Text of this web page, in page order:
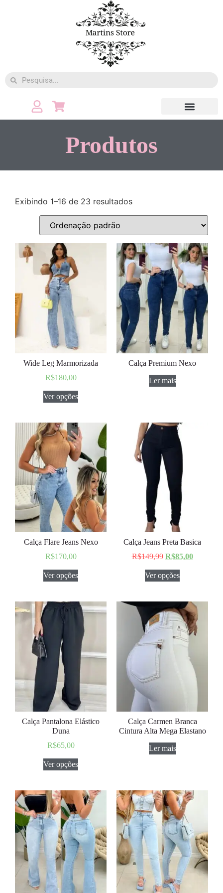
Produtos
Exibindo 1–16 de 23 resultados
Wide Leg Marmorizada
R$180,00
Ver opções
Calça Premium Nexo
Ler mais
Calça Flare Jeans Nexo
R$170,00
Ver opções
Calça Jeans Preta Basica
R$149,99 R$85,00
Ver opções
Calça Pantalona Elástico
Duna
R$65,00
Ver opções
Calça Carmen Branca
Cintura Alta Mega Elastano
Ler mais